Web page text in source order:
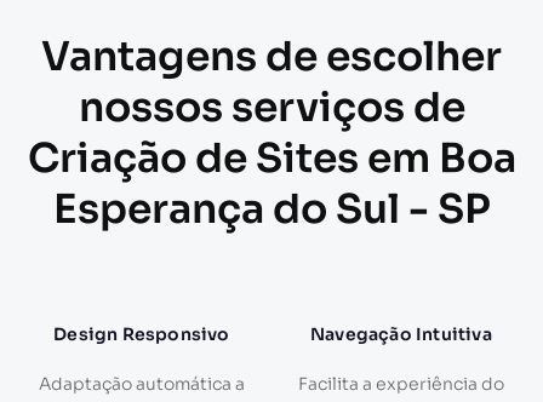
Vantagens de escolher
nossos serviços de
Criação de Sites em Boa
Esperança do Sul - SP
Design Responsivo
Adaptação automática a
Navegação Intuitiva
Facilita a experiência do